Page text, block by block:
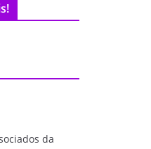
da